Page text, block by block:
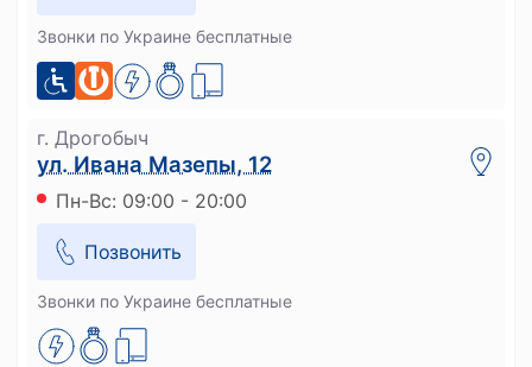
Звонки по Украине бесплатные
г. Дрогобыч
ул. Ивана Мазепы, 12
Пн-Вс: 09:00 - 20:00
Позвонить
Звонки по Украине бесплатные